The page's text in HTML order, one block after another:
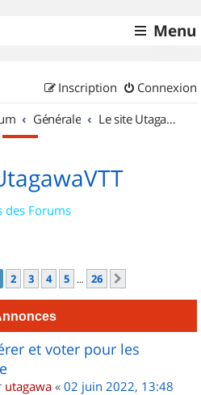
Menu
Connexion
Inscription
Générale Le site UtagawaVTT
des Forums
1sur
2 3 4 5 … 26
et voter pour les
utagawa « 02 juin 2022, 13:48